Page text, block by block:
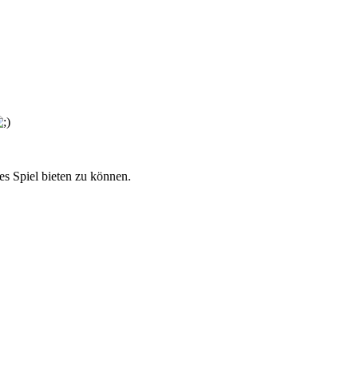
Spiel bieten zu können.